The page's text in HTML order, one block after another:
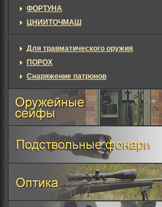
ФОРТУНА
ЦНИИТОЧМАШ
Для травматического оружия
ПОРОХ
Снаряжение патронов